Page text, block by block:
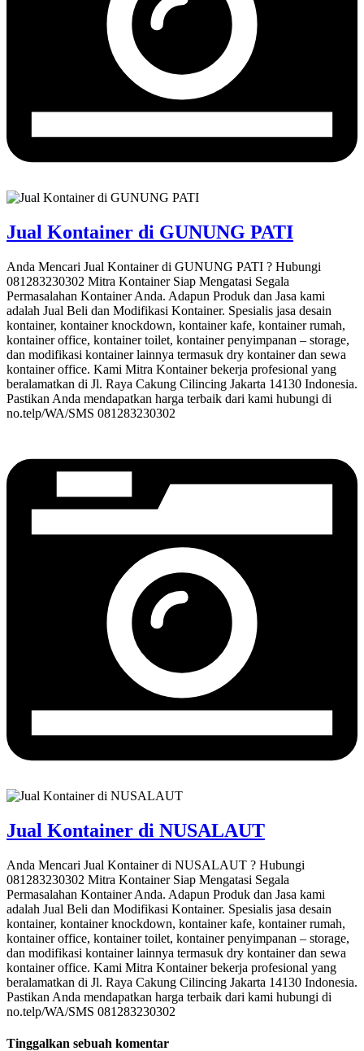
Jual Kontainer di GUNUNG PATI
Anda Mencari Jual Kontainer di GUNUNG PATI ? Hubungi
081283230302 Mitra Kontainer Siap Mengatasi Segala
Permasalahan Kontainer Anda. Adapun Produk dan Jasa kami
adalah Jual Beli dan Modifikasi Kontainer. Spesialis jasa desain
kontainer, kontainer knockdown, kontainer kafe, kontainer rumah,
kontainer office, kontainer toilet, kontainer penyimpanan – storage,
dan modifikasi kontainer lainnya termasuk dry kontainer dan sewa
kontainer office. Kami Mitra Kontainer bekerja profesional yang
beralamatkan di Jl. Raya Cakung Cilincing Jakarta 14130 Indonesia.
Pastikan Anda mendapatkan harga terbaik dari kami hubungi di
no.telp/WA/SMS 081283230302
Jual Kontainer di NUSALAUT
Anda Mencari Jual Kontainer di NUSALAUT ? Hubungi
081283230302 Mitra Kontainer Siap Mengatasi Segala
Permasalahan Kontainer Anda. Adapun Produk dan Jasa kami
adalah Jual Beli dan Modifikasi Kontainer. Spesialis jasa desain
kontainer, kontainer knockdown, kontainer kafe, kontainer rumah,
kontainer office, kontainer toilet, kontainer penyimpanan – storage,
dan modifikasi kontainer lainnya termasuk dry kontainer dan sewa
kontainer office. Kami Mitra Kontainer bekerja profesional yang
beralamatkan di Jl. Raya Cakung Cilincing Jakarta 14130 Indonesia.
Pastikan Anda mendapatkan harga terbaik dari kami hubungi di
no.telp/WA/SMS 081283230302
Tinggalkan sebuah komentar